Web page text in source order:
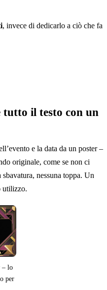
, invece di dedicarlo a ciò che fa
tutto il testo con un
e la data da un poster –
originale, come se non ci
nessuna toppa. Un
utilizzo.
– lo
per